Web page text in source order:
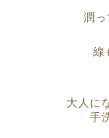
潤っ
線
大人に
手